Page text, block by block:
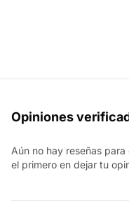
Opiniones
Aún no hay reseñas
el primero en dejar tu